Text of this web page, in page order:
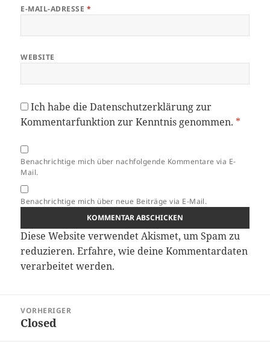
E-MAIL-ADRESSE *
WEBSITE
Ich habe dieDatenschutzerklärungzur
Kommentarfunktion zur Kenntnis genommen. *
Benachrichtige mich über nachfolgende Kommentare via E-
Mail.
Benachrichtige mich über neue Beiträge via E-Mail.
Diese Website verwendet Akismet, um Spam zu
reduzieren.Erfahre, wie deine Kommentardaten
verarbeitet werden.
VORHERIGER
Vorheriger
Closed